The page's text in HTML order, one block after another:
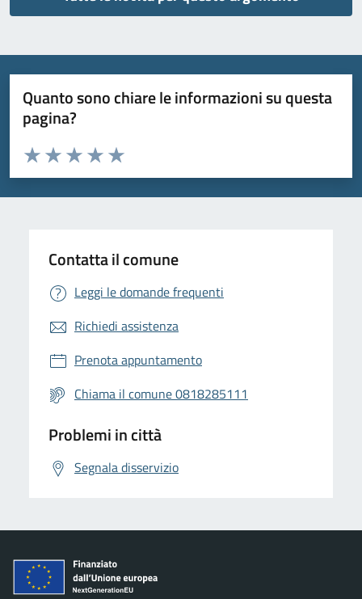
Quanto sono chiare le informazioni su questa
pagina?
Valuta da 1 a 5 stelle la pagina
Valuta 5 stelle su 5
Valuta 4 stelle su 5
Valuta 3 stelle su 5
Valuta 2 stelle su 5
Valuta 1 stelle su 5
Contatta il comune
Leggi le domande frequenti
Richiedi assistenza
Prenota appuntamento
Chiama il comune 0818285111
Problemi in città
Segnala disservizio